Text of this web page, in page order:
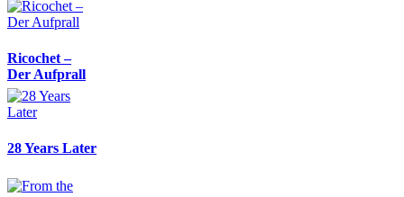
Ricochet –
Der Aufprall
28 Years Later